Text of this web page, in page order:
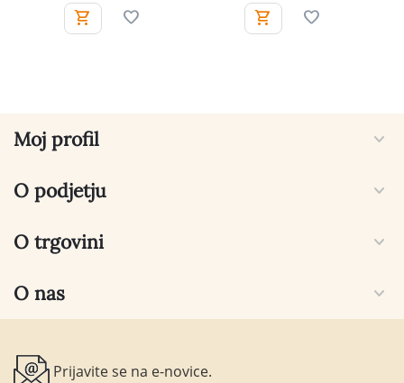
Moj profil
O podjetju
O trgovini
O nas
Prijavite se na e-novice.